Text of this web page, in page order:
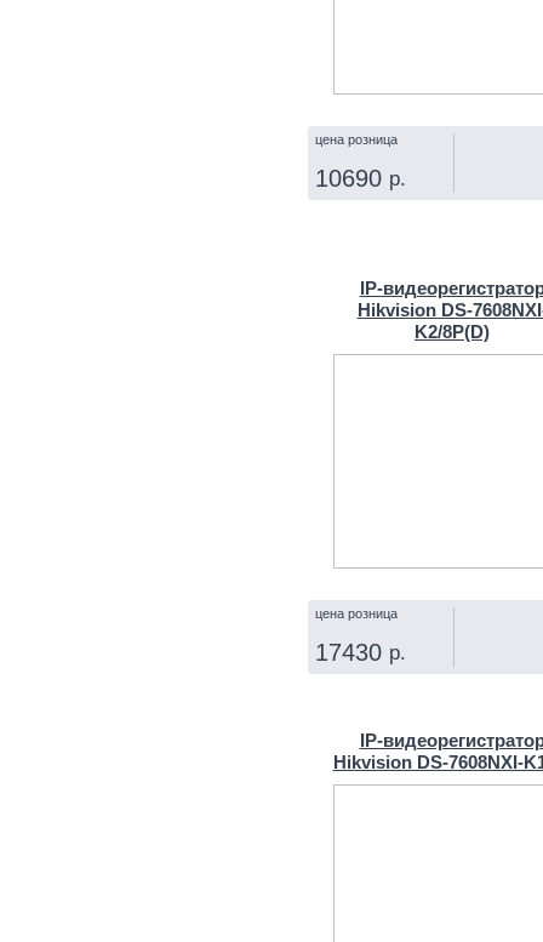
цена розница
10690 р.
Hikvision DS-
K2/8P(D)
цена розница
17430 р.
Hikvision DS-7608NXI-